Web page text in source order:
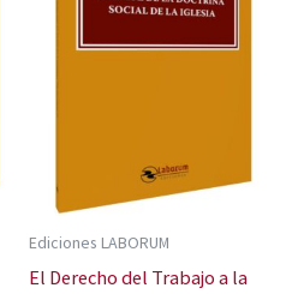
Ediciones LABORUM
El Derecho del Trabajo a la